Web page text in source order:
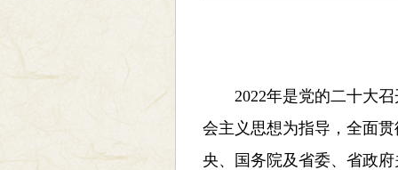
2022年是党的二十大召
会主义思想为指导，全面
央、国务院及省委、省政